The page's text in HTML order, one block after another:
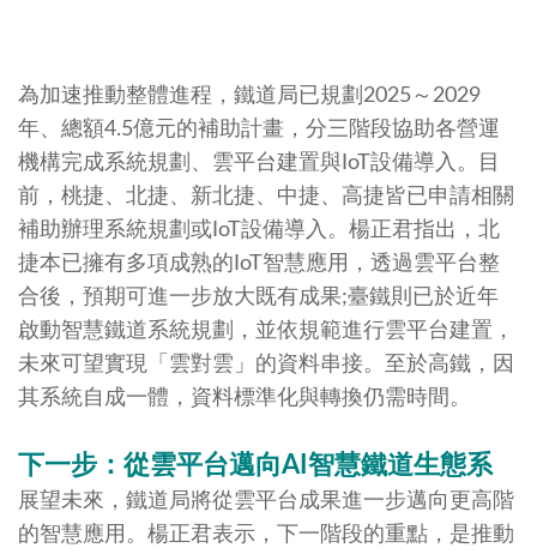
為加速推動整體進程，鐵道局已規劃2025～2029
年、總額4.5億元的補助計畫，分三階段協助各營運
機構完成系統規劃、雲平台建置與IoT設備導入。目
前，桃捷、北捷、新北捷、中捷、高捷皆已申請相關
補助辦理系統規劃或IoT設備導入。楊正君指出，北
捷本已擁有多項成熟的IoT智慧應用，透過雲平台整
合後，預期可進一步放大既有成果;臺鐵則已於近年
啟動智慧鐵道系統規劃，並依規範進行雲平台建置，
未來可望實現「雲對雲」的資料串接。至於高鐵，因
其系統自成一體，資料標準化與轉換仍需時間。
下一步：從雲平台邁向AI 智慧鐵道生態系
展望未來，鐵道局將從雲平台成果進一步邁向更高階
的智慧應用。楊正君表示，下一階段的重點，是推動